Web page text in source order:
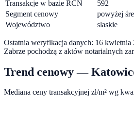
Transakcje w bazie RCN
592
Segment cenowy
powyżej
Województwo
slaskie
Ostatnia weryfikacja danych: 16 kwietnia
Zabrze pochodzą z aktów notarialnych
Trend cenowy —
Mediana ceny transakcyjnej zł/m² wg